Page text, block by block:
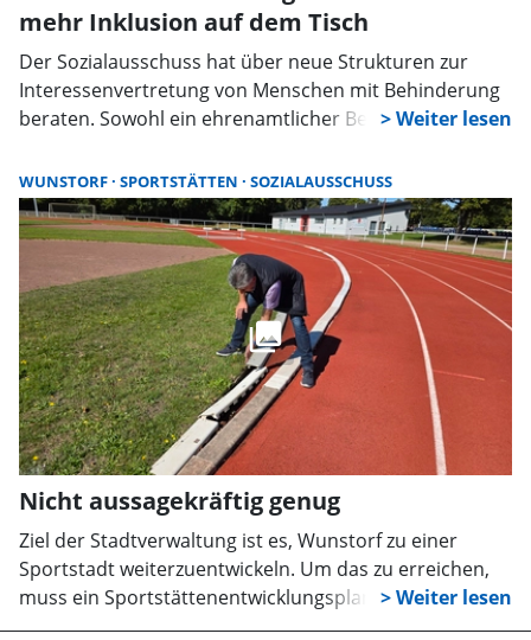
mehr Inklusion auf dem Tisch
Der Sozialausschuss hat über neue Strukturen zur
Interessenvertretung von Menschen mit Behinderung
beraten. Sowohl ein ehrenamtlicher Beauftragter als
endgültige Entscheidung wurde im
Verwaltungsausschuss am Montag jedoch vertagt.
WUNSTORF SPORTSTÄTTEN SOZIALAUSSCHUSS
Nicht aussagekräftig genug
Ziel der Stadtverwaltung ist es, Wunstorf zu einer
Sportstadt weiterzuentwickeln. Um das zu erreichen,
muss ein Sportstättenentwicklungsplan aufgestellt
werden. Als Grundlage sollen die Ergebnisse einer